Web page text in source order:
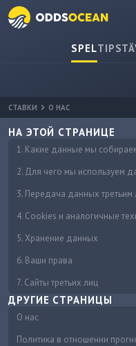
SPEL
СТАВКИ О НАС
НА ЭТОЙ СТРАНИЦЕ
1. Какие данные мы
2. Для чего мы используем
3. Передача данных третьим
4. Cookies и аналогичные
5. Хранение данных
6. Ваши права
7. Сайты третьих лиц
ДРУГИЕ СТРАНИЦЫ
О нас
Политика в отношении